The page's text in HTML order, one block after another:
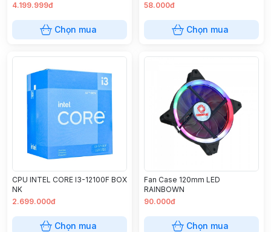
4.199.999đ
Chọn mua
58.000đ
Chọn mua
CPU INTEL CORE I3-12100F BOX
NK
2.699.000đ
Chọn mua
Fan Case 120mm LED
RAINBOWN
90.000đ
Chọn mua